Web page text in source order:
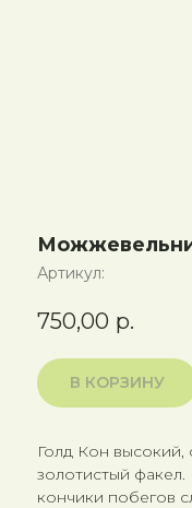
Артикул:
750,00 р.
В КОРЗИНУ
Голд Кон
золотистый
кончики побегов